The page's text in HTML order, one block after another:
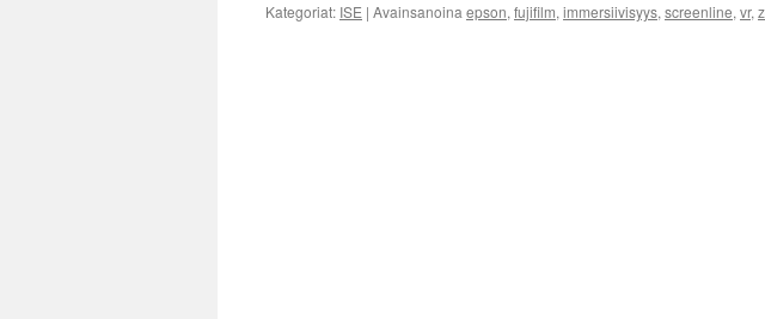
Kategoriat: ISE | Avainsanoina epson, fujifilm, immersiivisyys, screenline, vr,